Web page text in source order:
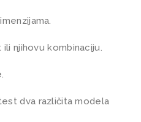
njihovu kombinaciju.
dva različita modela